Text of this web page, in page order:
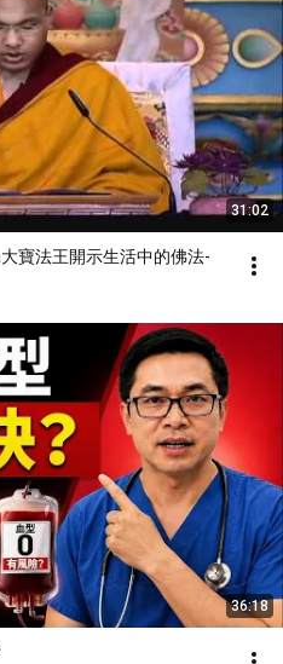
31:02
寶法王開示生活中的佛法-
36:18